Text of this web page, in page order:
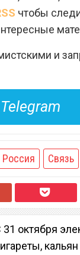
чтобы
и
Россия Связь
31 октября